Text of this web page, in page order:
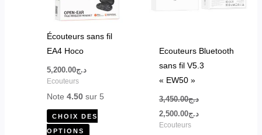
Écouteurs sans fil
EA4 Hoco
د.ج5,200.00
Ecouteurs
Note4.50 sur 5
CHOIX DES
OPTIONS
Les
options
peuvent
du
Ecouteurs Bluetooth
sans fil V5.3
« EW50 »
د.ج3,450.00
د.ج2,500.00
Ecouteurs